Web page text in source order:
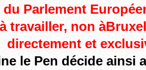
Parlement
travailler, non
directement et
le Pen décide ainsi